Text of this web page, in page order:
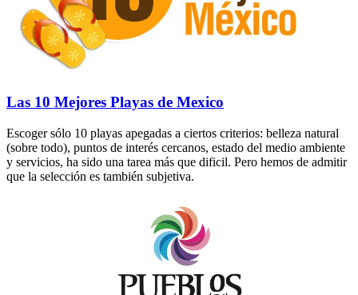
Las 10 Mejores Playas de Mexico
Escoger sólo 10 playas apegadas a ciertos criterios: belleza natural
(sobre todo), puntos de interés cercanos, estado del medio ambiente
y servicios, ha sido una tarea más que dificil. Pero hemos de admitir
que la selección es también subjetiva.